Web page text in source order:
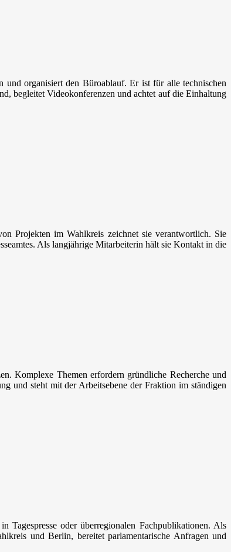
organisiert den Büroablauf. Er ist für alle technischen
begleitet Videokonferenzen und achtet auf die Einhaltung
Projekten im Wahlkreis zeichnet sie verantwortlich. Sie
Als langjährige Mitarbeiterin hält sie Kontakt in die
Komplexe Themen erfordern gründliche Recherche und
und steht mit der Arbeitsebene der Fraktion im ständigen
oder überregionalen Fachpublikationen. Als
und Berlin, bereitet parlamentarische Anfragen und